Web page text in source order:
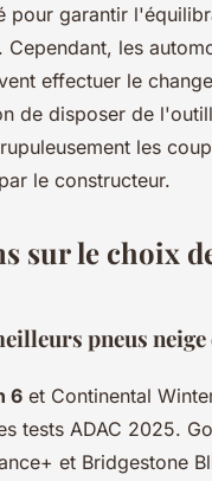
pour garantir
Cependant, les
effectuer le
de disposer de
les
le constructeur.
sur le choix
pneus neige
6 et Continental
tests ADAC 2025.
et Bridgestone